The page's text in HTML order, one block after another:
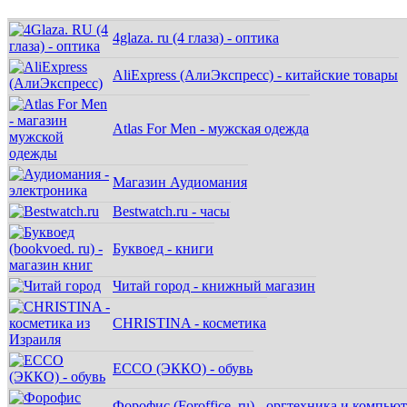
4glaza. ru (4 глаза) - оптика
AliExpress (АлиЭкспресс) - китайские товары
Atlas For Men - мужская одежда
Магазин Аудиомания
Bestwatch.ru - часы
Буквоед - книги
Читай город - книжный магазин
CHRISTINA - косметика
ECCO (ЭККО) - обувь